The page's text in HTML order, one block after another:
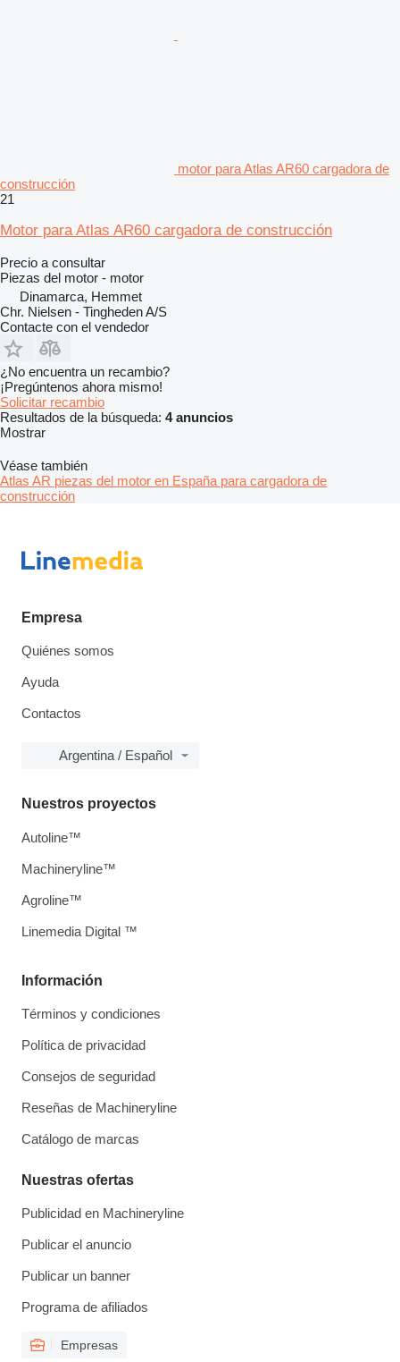
motor para Atlas AR60 cargadora de
construcción
21
Motor para Atlas AR60 cargadora de construcción
Precio a consultar
Piezas del motor - motor
Dinamarca, Hemmet
Chr. Nielsen - Tingheden A/S
Contacte con el vendedor
¿No encuentra un recambio?
¡Pregúntenos ahora mismo!
Solicitar recambio
Resultados de la búsqueda: 4 anuncios
Mostrar
Véase también
Atlas AR piezas del motor en España para cargadora de
construcción
Empresa
Quiénes somos
Ayuda
Contactos
Argentina / Español
Información
Términos y condiciones
Política de privacidad
Consejos de seguridad
Reseñas de Machineryline
Catálogo de marcas
Nuestras ofertas
Publicidad en Machineryline
Publicar el anuncio
Publicar un banner
Programa de afiliados
Empresas
Nuestros proyectos
Autoline™
Machineryline™
Agroline™
Linemedia Digital ™